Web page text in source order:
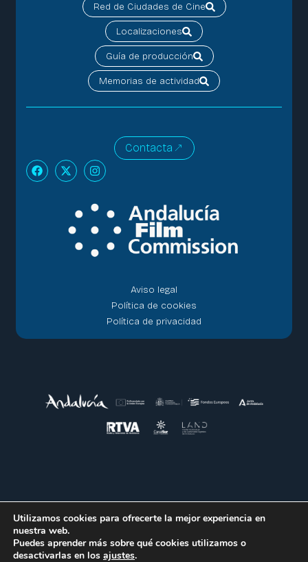
Red de Ciudades de Cine
Localizaciones
Guía de producción
Memorias de actividad
Contacta
Aviso legal
Política de cookies
Política de privacidad
Utilizamos cookies para ofrecerte la mejor experiencia en
nuestra web.
Puedes aprender más sobre qué cookies utilizamos o
desactivarlas en los ajustes.